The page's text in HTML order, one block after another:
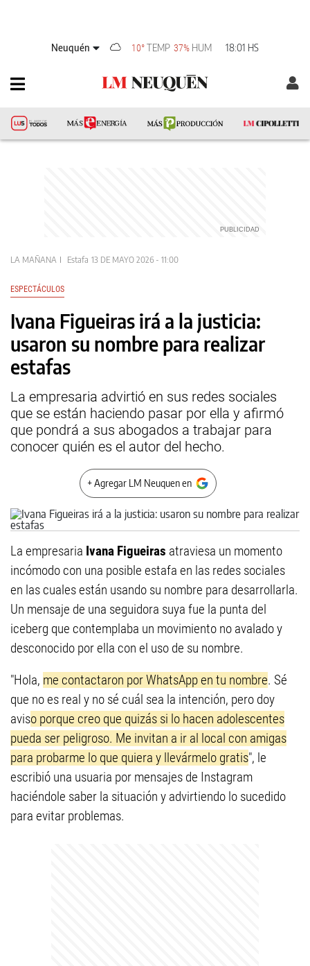
Neuquén 10°TEMP 37% HUM 18:01 HS
LA MAÑANA Estafa 13 DE MAYO 2026 - 11:00
ESPECTÁCULOS
Ivana Figueiras irá a la justicia:
usaron su nombre para realizar
estafas
La empresaria advirtió en sus redes sociales
que se están haciendo pasar por ella y afirmó
que pondrá a sus abogados a trabajar para
conocer quién es el autor del hecho.
+ Agregar LM Neuquen en
La empresaria Ivana Figueiras atraviesa un momento
incómodo con una posible estafa en las redes sociales
en las cuales están usando su nombre para desarrollarla.
Un mensaje de una seguidora suya fue la punta del
iceberg que contemplaba un movimiento no avalado y
desconocido por ella con el uso de su nombre.
"Hola, me contactaron por WhatsApp en tu nombre. Sé
que no es real y no sé cuál sea la intención, pero doy
aviso porque creo que quizás si lo hacen adolescentes
pueda ser peligroso. Me invitan a ir al local con amigas
para probarme lo que quiera y llevármelo gratis", le
escribió una usuaria por mensajes de Instagram
haciéndole saber la situación y advirtiendo lo sucedido
para evitar problemas.